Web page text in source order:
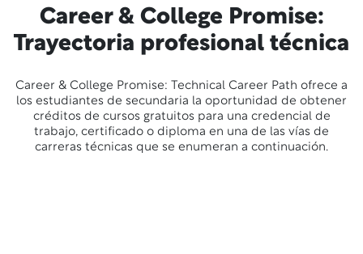
Career & College Promise:
Trayectoria profesional técnica
Career & College Promise: Technical Career Path ofrece a
los estudiantes de secundaria la oportunidad de obtener
créditos de cursos gratuitos para una credencial de
trabajo, certificado o diploma en una de las vías de
carreras técnicas que se enumeran a continuación.